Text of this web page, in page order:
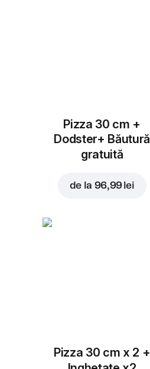
Pizza 30 cm +
Dodster+ Băutură
gratuită
de la 96,99 lei
Pizza 30 cm x 2 +